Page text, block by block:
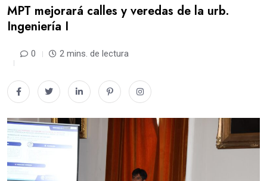
MPT mejorará calles y veredas de la urb.
Ingeniería I
0 2 mins. de lectura